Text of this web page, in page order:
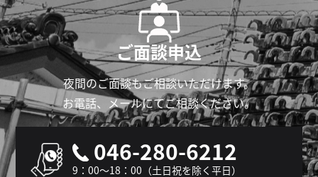
ご面談申込
夜間のご面談もご相談いただけます。
お電話、メールにてご相談ください。
046-280-6212
9：00～18：00（土日祝を除く平日）